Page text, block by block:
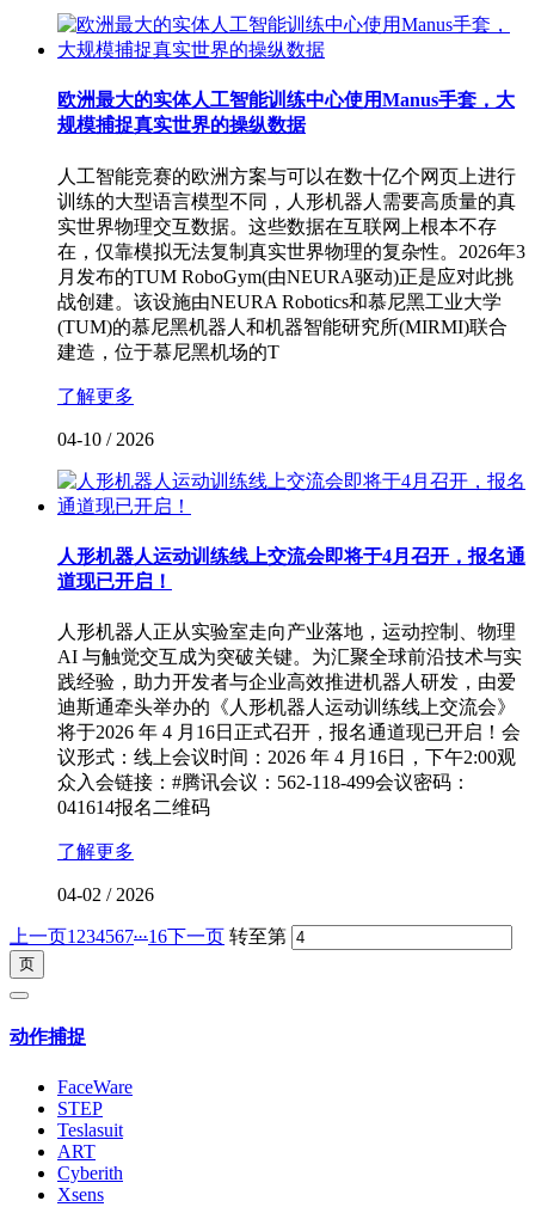
欧洲最大的实体人工智能训练中心使用Manus手套，大
规模捕捉真实世界的操纵数据
人工智能竞赛的欧洲方案与可以在数十亿个网页上进行
训练的大型语言模型不同，人形机器人需要高质量的真
实世界物理交互数据。这些数据在互联网上根本不存
在，仅靠模拟无法复制真实世界物理的复杂性。2026年3
月发布的TUM RoboGym(由NEURA驱动)正是应对此挑
战创建。该设施由NEURA Robotics和慕尼黑工业大学
(TUM)的慕尼黑机器人和机器智能研究所(MIRMI)联合
建造，位于慕尼黑机场的T
了解更多
04-10 / 2026
人形机器人运动训练线上交流会即将于4月召开，报名通
道现已开启！
人形机器人正从实验室走向产业落地，运动控制、物理
AI 与触觉交互成为突破关键。为汇聚全球前沿技术与实
践经验，助力开发者与企业高效推进机器人研发，由爱
迪斯通牵头举办的《人形机器人运动训练线上交流会》
将于2026 年 4 月16日正式召开，报名通道现已开启！会
议形式：线上会议时间：2026 年 4 月16日，下午2:00观
众入会链接：#腾讯会议：562-118-499会议密码：
041614报名二维码
了解更多
04-02 / 2026
上一页1 234567...16下一页 转至第
动作捕捉
FaceWare
STEP
Teslasuit
ART
Cyberith
Xsens